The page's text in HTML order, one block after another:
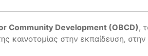
Community Development (OBCD),
καινοτομίας στην εκπαίδευση,